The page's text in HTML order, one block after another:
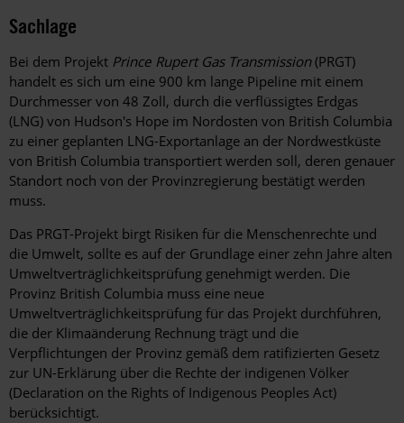
Sachlage
Bei dem Projekt Prince Rupert Gas Transmission(PRGT)
handelt es sich um eine 900 km lange Pipeline mit einem
Durchmesser von 48 Zoll, durch die verflüssigtes Erdgas
(LNG) von Hudson's Hope im Nordosten von British Columbia
zu einer geplanten LNG-Exportanlage an der Nordwestküste
von British Columbia transportiert werden soll, deren genauer
Standort noch von der Provinzregierung bestätigt werden
muss.
Das PRGT-Projekt birgt Risiken für die Menschenrechte und
die Umwelt, sollte es auf der Grundlage einer zehn Jahre alten
Umweltverträglichkeitsprüfung genehmigt werden. Die
Provinz British Columbia muss eine neue
Umweltverträglichkeitsprüfung für das Projekt durchführen,
die der Klimaänderung Rechnung trägt und die
Verpflichtungen der Provinz gemäß dem ratifizierten Gesetz
zur UN-Erklärung über die Rechte der indigenen Völker
(Declaration on the Rights of Indigenous Peoples Act)
berücksichtigt.